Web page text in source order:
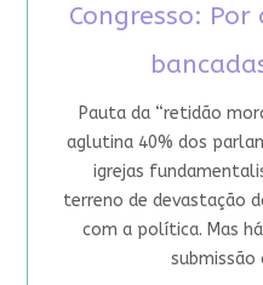
Congresso:
Pauta da “retidão
aglutina 40% dos
igrejas
terreno de devastação
com a política. Mas
submissão